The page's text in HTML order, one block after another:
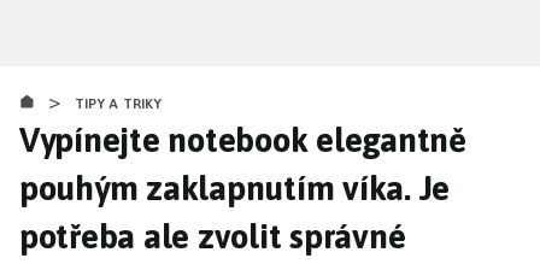
obsahu
> TIPY A TRIKY
Vypínejte notebook elegantně
pouhým zaklapnutím víka. Je
potřeba ale zvolit správné